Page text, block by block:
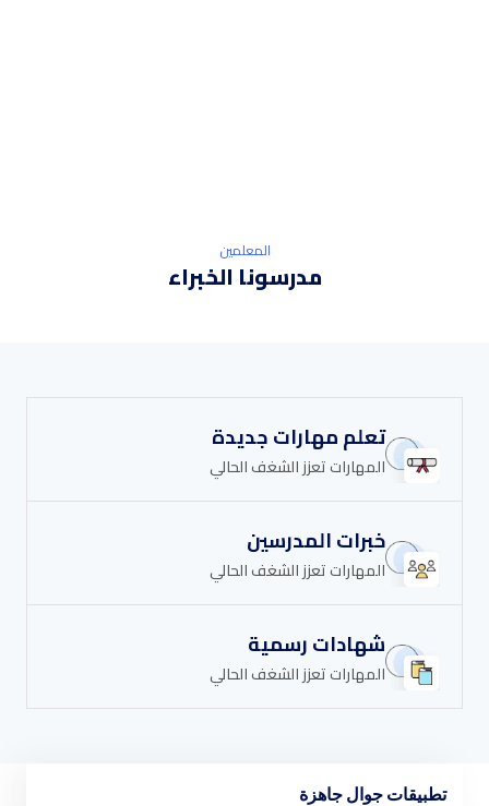
المعلمين
مدرسونا الخبراء
تعلم مهارات جديدة
المهارات تعزز الشغف الحالي
خبرات المدرسين
المهارات تعزز الشغف الحالي
شهادات رسمية
المهارات تعزز الشغف الحالي
تطبيقات جوال جاهزة